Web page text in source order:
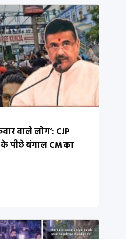
वाले लोग’: CJP
के पीछे बंगाल CM का